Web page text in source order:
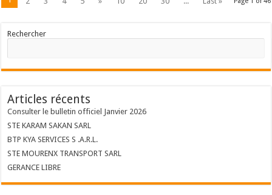
Rechercher
Articles récents
Consulter le bulletin officiel Janvier 2026
STE KARAM SAKAN SARL
BTP KYA SERVICES S .A.R.L.
STE MOURENX TRANSPORT SARL
GERANCE LIBRE